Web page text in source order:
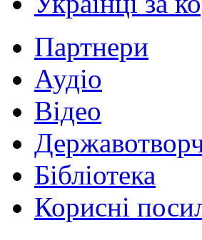
Партнери
Аудіо
Відео
Бібліотека
Корисні